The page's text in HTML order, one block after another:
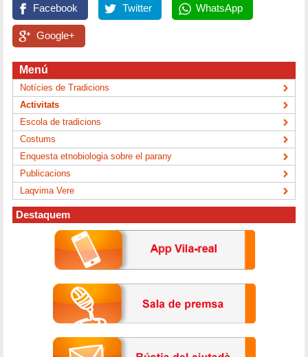
Facebook Twitter WhatsApp
Google+
Menú
Notícies de Tradicions
Activitats
Escola de tradicions
Costums
Enquesta etnobiologia sobre el parany
Publicacions
Laqvima Vere
Destaquem